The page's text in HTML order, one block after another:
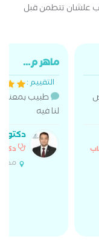
علشان تتطمن قبل
ماهر م...
التقييم :
طبيب بمعنى
لنا فيه